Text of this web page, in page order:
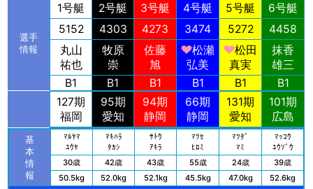
選手
情報
1号艇 2号艇 3号艇 4号艇 5号艇
6号艇
5152
4303 4273 3474 5272
4458
丸山
祐也
牧原
崇
佐藤
旭
松瀬
弘美
松田
真実
抹香
雄三
B1
B1 B1 B1 B1
B1
127期
福岡
95期
愛知
94期
静岡
66期
静岡
131期
愛知
101期
広島
基
本
情
報
ﾏﾙﾔﾏ
ﾕｳﾔ
ﾏｷﾊﾗ
ﾀｶｼ
ｻﾄｳ
ｱｷﾗ
ﾏﾂｾ
ﾋﾛﾐ
ﾏﾂﾀﾞ
ﾏﾐ
ﾏｯｺｳ
ﾕｳｿﾞｳ
30歳
42歳 43歳 55歳 24歳
39歳
50.5kg
52.0kg 52.1kg 45.5kg 47.0kg 52.6kg